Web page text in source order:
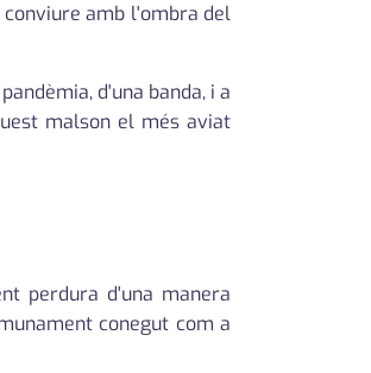
amb l'ombra del
d'una banda, i a
malson el més aviat
perdura d'una manera
conegut com a